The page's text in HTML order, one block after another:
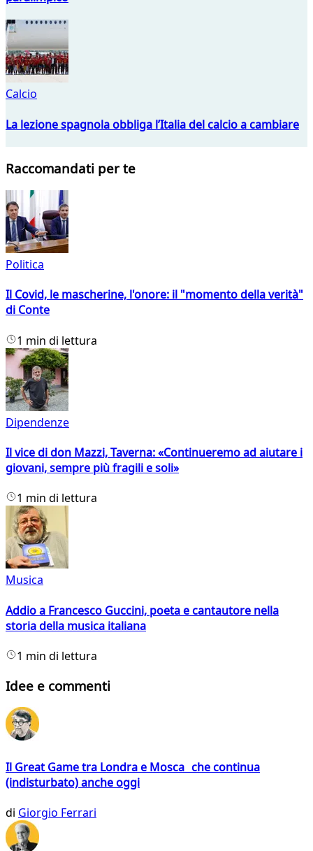
Calcio
La lezione spagnola obbliga l’Italia del calcio a cambiare
Raccomandati per te
Politica
Il Covid, le mascherine, l'onore: il "momento della verità"
di Conte
1 min di lettura
Dipendenze
Il vice di don Mazzi, Taverna: «Continueremo ad aiutare i
giovani, sempre più fragili e soli»
1 min di lettura
Musica
Addio a Francesco Guccini, poeta e cantautore nella
storia della musica italiana
1 min di lettura
Idee e commenti
Il Great Game tra Londra e Mosca che continua
(indisturbato) anche oggi
di Giorgio Ferrari